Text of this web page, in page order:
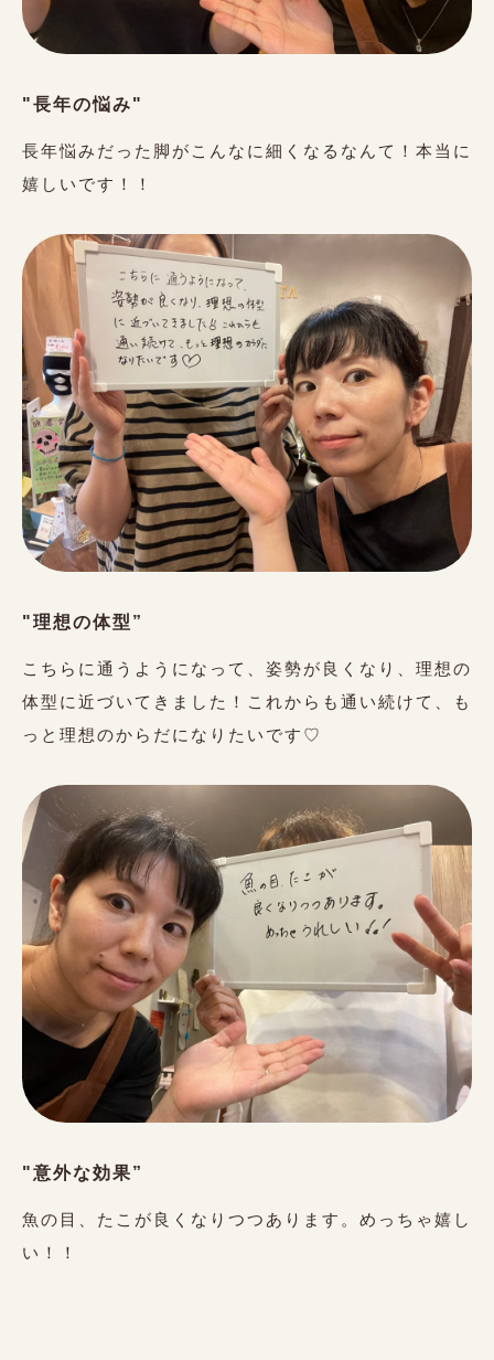
"長年の悩み"
長年悩みだった脚がこんなに細くなるなんて！本当に
嬉しいです！！
"理想の体型”
こちらに通うようになって、姿勢が良くなり、理想の
体型に近づいてきました！これからも通い続けて、も
っと理想のからだになりたいです♡
"意外な効果”
魚の目、たこが良くなりつつあります。めっちゃ嬉し
い！！